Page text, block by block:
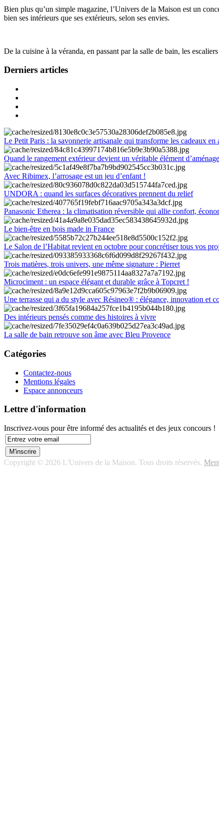
Bien plus qu’un simple magazine, l’Univers de la Maison est un
bien ses intérieurs que ses extérieurs, selon ses envies.
De la cuisine à la véranda, en passant par la salle de bain, les
Derniers articles
Le Petit Paris : la savonnerie artisanale qui transforme les cadeaux en
Quand le rangement extérieur devient un véritable élément
Avec Ribimex, l’arrosage est un jeu d’enfant !
UNDORA : quand les surfaces décoratives prennent du relief
Panasonic Etherea : la climatisation réversible qui allie confort,
Le bien-être en bois made in France
Le Salon de l’Habitat revient en octobre pour concrétiser tous vos
Trois matières, trois univers, une même signature : Pierret
Microciment : un espace élégant et durable grâce à Topcret !
Une terrasse qui a du style avec Résineo® : élégance, innovation et
Des intérieurs pensés comme des histoires à vivre
La salle de bain retrouve son âme avec Bleu Provence
Catégories
Contactez-nous
Mentions légales
Espace annonceurs
Lettre d'information
Inscrivez-vous pour être informé des actualités et des jeux concours !
Copyright © 2026 L'Univers de la Maison. Tous droits réservés.